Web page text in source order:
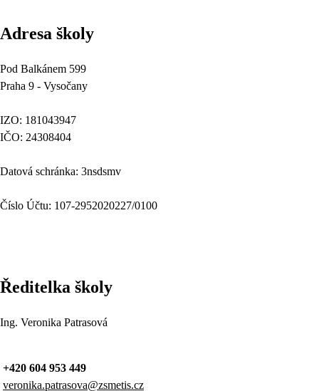
Adresa školy
Pod Balkánem 599
Praha 9 - Vysočany
IZO: 181043947
IČO: 24308404
Datová schránka: 3nsdsmv
Číslo Účtu: 107-2952020227/0100
Ředitelka školy
Ing. Veronika Patrasová
+420 604 953 449
veronika.patrasova@zsmetis.cz